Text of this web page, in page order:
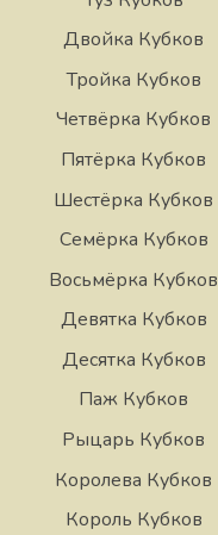
Двойка Кубков
Тройка Кубков
Четвёрка Кубков
Пятёрка Кубков
Шестёрка Кубков
Семёрка Кубков
Восьмёрка Кубков
Девятка Кубков
Десятка Кубков
Паж Кубков
Рыцарь Кубков
Королева Кубков
Король Кубков